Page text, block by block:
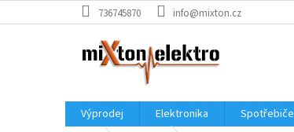
na
736745870 info@mixton.cz
Výprodej Elektronika Spotřebiče